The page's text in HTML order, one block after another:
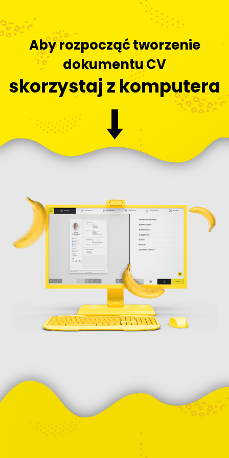
Aby rozpocząć tworzenie
dokumentu CV
skorzystaj z komputera